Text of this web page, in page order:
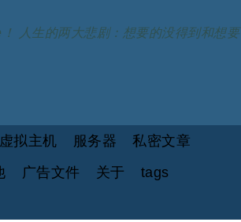
人生的两大悲剧：想要的没得到和想要
虚拟主机 服务器
私密文章
广告文件 关于
tags